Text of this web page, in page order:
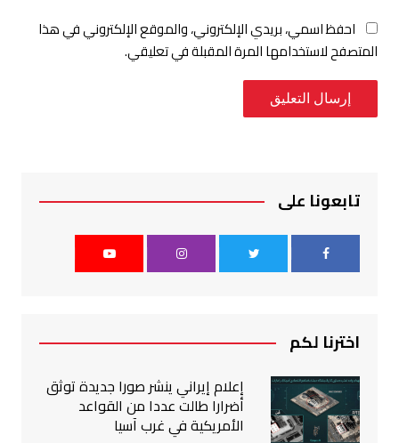
احفظ اسمي، بريدي الإلكتروني، والموقع الإلكتروني في هذا
المتصفح لاستخدامها المرة المقبلة في تعليقي.
تابعونا على
اخترنا لكم
إعلام إيراني ينشر صورا جديدة توثق
أضرارا طالت عددا من القواعد
الأمريكية في غرب آسيا